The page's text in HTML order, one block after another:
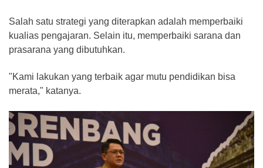
Salah satu strategi yang diterapkan adalah memperbaiki
kualias pengajaran. Selain itu, memperbaiki sarana dan
prasarana yang dibutuhkan.
"Kami lakukan yang terbaik agar mutu pendidikan bisa
merata," katanya.